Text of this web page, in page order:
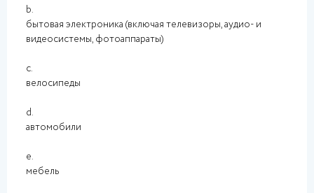
b.
бытовая электроника (включая телевизоры, аудио- и
видеосистемы, фотоаппараты)
c.
велосипеды
d.
автомобили
e.
мебель